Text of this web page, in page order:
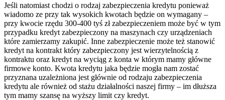
Jeśli natomiast chodzi o rodzaj zabezpieczenia kredytu ponieważ
wiadomo ze przy tak wysokich kwotach będzie on wymagany –
przy kwocie rzędu 300-400 tyś zł zabezpieczeniem może być w tym
przypadku kredyt zabezpieczony na maszynach czy urządzeniach
które zamierzamy zakupić. Inne zabezpieczenie może też stanowić
kredyt na kontrakt który zabezpieczony jest wierzytelnością z
kontraktu oraz kredyt na wyciąg z konta w którym mamy główne
firmowe konto. Kwota kredytu jaka będzie mogła nam zostać
przyznana uzależniona jest głównie od rodzaju zabezpieczenia
kredytu ale również od stażu działalności naszej firmy – im dłuższa
tym mamy szansę na wyższy limit czy kredyt.